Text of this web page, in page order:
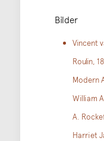
Bilder
Vincent
Roulin,
Modern
William
A.
Harriet